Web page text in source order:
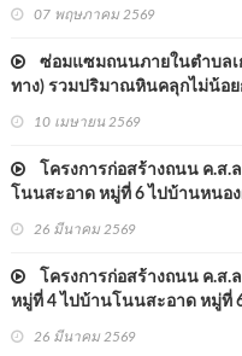
07 พฤษภาคม 2569
ซ่อมแซมถนนภายในตำบลเ
ทาง) รวมปริมาณหินคลุกไม่น้อย
10 เมษายน 2569
โครงการก่อสร้างถนน ค.ส.
โนนสะอาด หมู่ที่ 6 ไปบ้านหนอง
ขอนแก่น
26 มีนาคม 2569
โครงการก่อสร้างถนน ค.ส.
หมู่ที่ 4 ไปบ้านโนนสะอาด หมู่ที่
26 มีนาคม 2569